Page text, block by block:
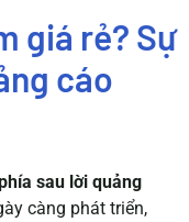
giá rẻ? Sự
cáo
sau lời quảng
càng phát triển,